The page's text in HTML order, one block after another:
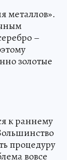
металлов».
–
золотые
к раннему
процедуру
вовсе